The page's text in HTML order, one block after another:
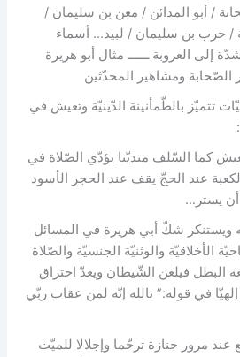
/ أبو المدائن / معن بن سليمان /
/ حرب بن سليمان / لبيد… أسماء
إلى العروبة ــــــ مثال أبو هريرة
الصّحابة ومشاهير المحدّثين
تتميّز بالطّمأنينة الدّينيّة وتعيش في
كما السّلف متديّنا يؤدّي الصّلاة في
عند الحجّ يقف عند الحجر الأسود
يستر…
ويستنكر شكّ أبي هريرة في المسائل
الأخلاقيّة والوثنيّة الجنسيّة والصّلاة
البطل فيلعن الشّيطان ويعدّ احتراق
في قوله:” تالله إنّه لمن عقاب ربّي
مرور جنازة ترحّما وإجلالا للميّت